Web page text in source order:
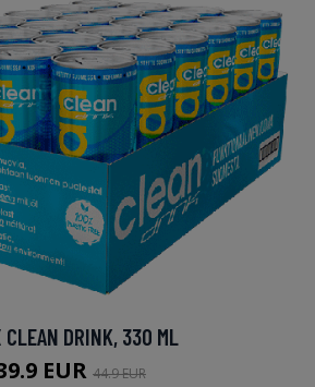
DRINK, 330 ML
EUR 44.9 EUR